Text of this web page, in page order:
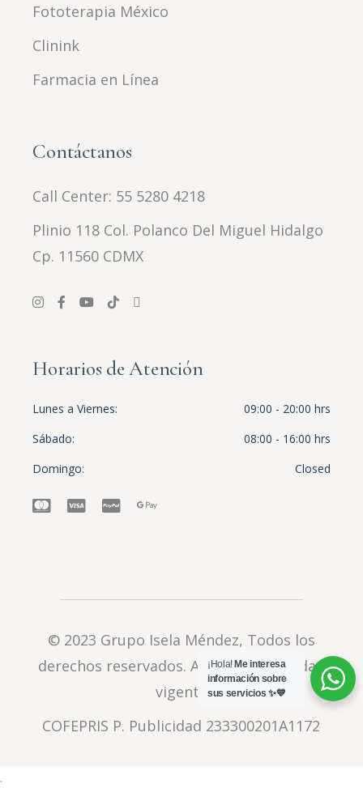
Fototerapia México
Clinink
Farmacia en Línea
Contáctanos
Call Center: 55 5280 4218
Plinio 118 Col. Polanco Del Miguel Hidalgo
Cp. 11560 CDMX
Horarios de Atención
Lunes a Viernes
09:00 - 20:00 hrs
Sábado
08:00 - 16:00 hrs
Domingo
Closed
© 2023 Grupo Isela Méndez, Todos los
derechos reservados. Aviso de privacidad
vigente
COFEPRIS P. Publicidad 233300201A1172
.
¡Hola! Me interesa
información sobre
sus servicios ✨💙